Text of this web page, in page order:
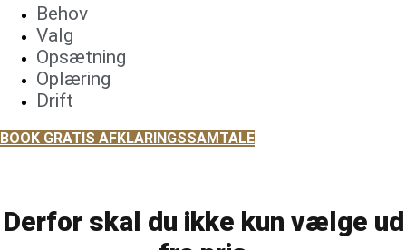
Behov
Valg
Opsætning
Oplæring
Drift
BOOK GRATIS AFKLARINGSSAMTALE
Derfor skal du ikke kun vælge ud